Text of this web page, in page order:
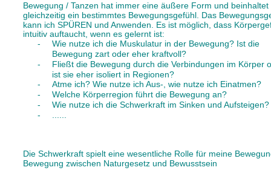
Bewegung / Tanzen hat immer eine äußere Form und beinhaltet
gleichzeitig ein bestimmtes Bewegungsgefühl. Das
kann ich SPÜREN und Anwenden. Es ist möglich, dass
intuitiv auftaucht, wenn es gelernt ist:
-
Wie nutze ich die Muskulatur in der Bewegung? Ist die
Bewegung zart oder eher kraftvoll?
-
Fließt die Bewegung durch die Verbindungen im Körper
ist sie eher isoliert in Regionen?
-
Atme ich? Wie nutze ich Aus-, wie nutze ich Einatmen?
-
Welche Körperregion führt die Bewegung an?
-
Wie nutze ich die Schwerkraft im Sinken und Aufsteigen?
-
Die Schwerkraft spielt eine wesentliche Rolle für meine
Bewegung zwischen Naturgesetz und Bewusstsein